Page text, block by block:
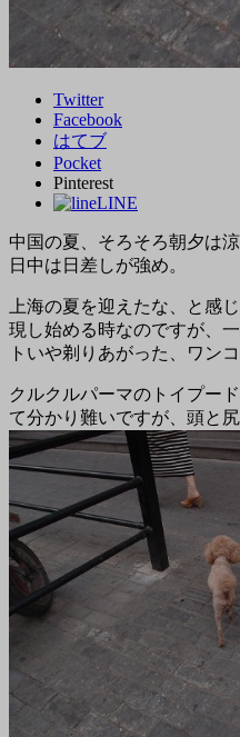
Twitter
Facebook
はてブ
Pocket
Pinterest
LINE
中国の夏、そろそろ朝夕は
日中は日差しが強め。
上海の夏を迎えたな、と感じ
現し始める時なのですが、
トいや剃りあがった、ワン
クルクルパーマのトイプー
て分かり難いですが、頭と